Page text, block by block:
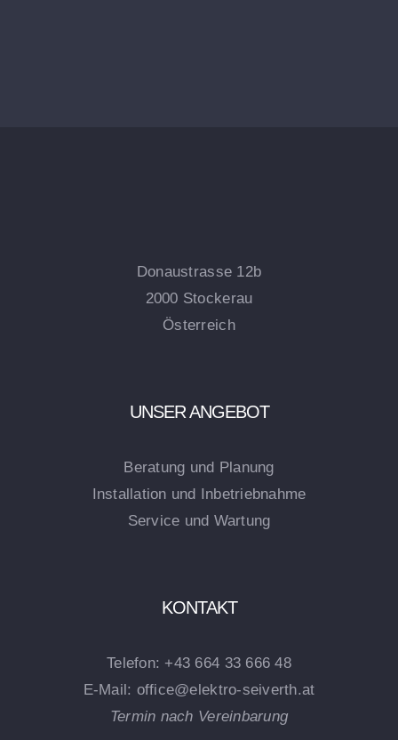
Donaustrasse 12b
2000 Stockerau
Österreich
UNSER ANGEBOT
Beratung und Planung
Installation und Inbetriebnahme
Service und Wartung
KONTAKT
Telefon: +43 664 33 666 48
E-Mail: office@elektro-seiverth.at
Termin nach Vereinbarung